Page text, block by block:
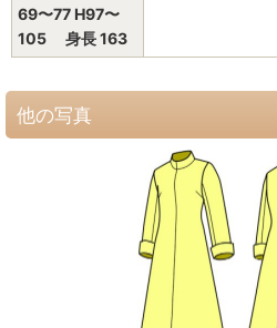
69〜77 H97〜
105 身長 163
他の写真